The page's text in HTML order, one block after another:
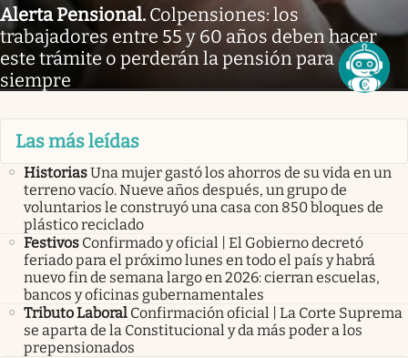
Alerta Pensional. Colpensiones: los
trabajadores entre 55 y 60 años deben hacer
este trámite o perderán la pensión para
siempre
Las más leídas
HistoriasUna mujer gastó los ahorros de su vida en un
terreno vacío. Nueve años después, un grupo de
voluntarios le construyó una casa con 850 bloques de
plástico reciclado
Festivos Confirmado y oficial | El Gobierno decretó
feriado para el próximo lunes en todo el país y habrá
nuevo fin de semana largo en 2026: cierran escuelas,
bancos y oficinas gubernamentales
Tributo Laboral Confirmación oficial | La Corte Suprema
se aparta de la Constitucional y da más poder a los
prepensionados